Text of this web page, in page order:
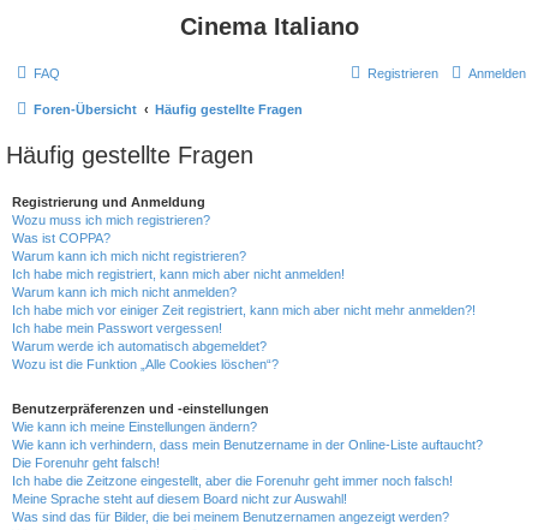
Cinema Italiano
FAQ Anmelden
Registrieren
Foren-Übersicht Häufig gestellte Fragen
Häufig gestellte Fragen
Registrierung und Anmeldung
Wozu muss ich mich registrieren?
Was ist COPPA?
Warum kann ich mich nicht registrieren?
Ich habe mich registriert, kann mich aber nicht anmelden!
Warum kann ich mich nicht anmelden?
Ich habe mich vor einiger Zeit registriert, kann mich aber nicht mehr anmelden?!
Ich habe mein Passwort vergessen!
Warum werde ich automatisch abgemeldet?
Wozu ist die Funktion „Alle Cookies löschen“?
Benutzerpräferenzen und -einstellungen
Wie kann ich meine Einstellungen ändern?
Wie kann ich verhindern, dass mein Benutzername in der Online-Liste auftaucht?
Die Forenuhr geht falsch!
Ich habe die Zeitzone eingestellt, aber die Forenuhr geht immer noch falsch!
Meine Sprache steht auf diesem Board nicht zur Auswahl!
Was sind das für Bilder, die bei meinem Benutzernamen angezeigt werden?